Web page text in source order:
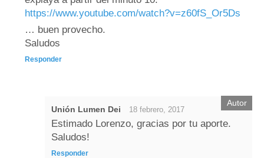
https://www.youtube.com/watch?v=z60fS_Or5Ds
… buen provecho.
Saludos
Responder
Unión Lumen Dei 18 febrero, 2017
Estimado Lorenzo, gracias por tu aporte.
Saludos!
Responder